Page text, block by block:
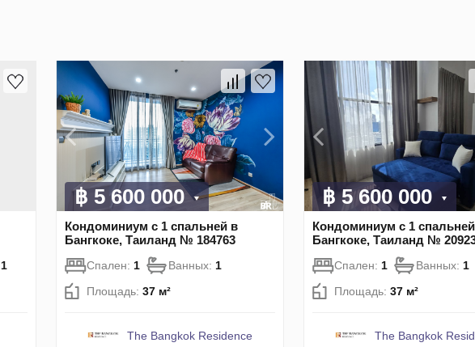
1
฿ 5 600 000
Кондоминиум с 1 спальней в
Бангкоке, Таиланд № 184763
Спален: 1 Ванных: 1
Площадь: 37 м²
The Bangkok Residence
฿ 5 600 000
Кондоминиум с 1
Бангкоке, Таиланд №
Спален: 1 Ванных: 1
Площадь: 37 м²
The Bangkok